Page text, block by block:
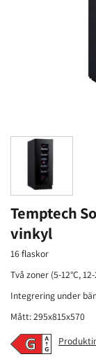
Temptech
vinkyl
16 flaskor
Två zoner (5-12°C, 12-
Integrering under
Mått: 295x815x570